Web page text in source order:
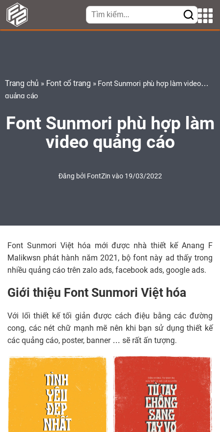
Trang chủ » Font cổ trang » Font Sunmori phù hợp làm video
quảng cáo
Font Sunmori phù hợp làm
video quảng cáo
Đăng bởi FontZin vào 19/03/2022
Font Sunmori Việt hóa mới được nhà thiết kế Anang F
Malikwsn phát hành năm 2021, bộ font này ad thấy trong
nhiều quảng cáo trên zalo ads, facebook ads, google ads.
Giới thiệu Font Sunmori Việt hóa
Với lối thiết kế tối giản được cách điệu bằng các đường
cong, các nét chữ mạnh mẽ nên khi bạn sử dụng thiết kế
các quảng cáo, poster, banner … sẽ rất ấn tượng.